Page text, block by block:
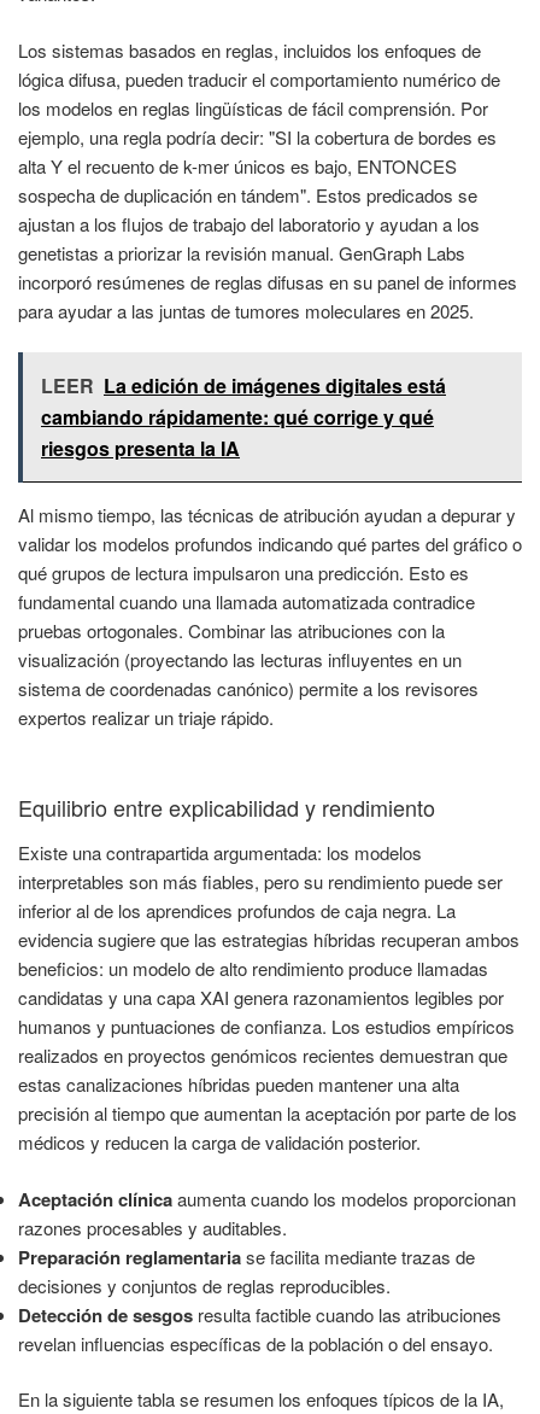
Los sistemas basados en reglas, incluidos los enfoques de
lógica difusa, pueden traducir el comportamiento numérico de
los modelos en reglas lingüísticas de fácil comprensión. Por
ejemplo, una regla podría decir: "SI la cobertura de bordes es
alta Y el recuento de k-mer únicos es bajo, ENTONCES
sospecha de duplicación en tándem". Estos predicados se
ajustan a los flujos de trabajo del laboratorio y ayudan a los
genetistas a priorizar la revisión manual. GenGraph Labs
incorporó resúmenes de reglas difusas en su panel de informes
para ayudar a las juntas de tumores moleculares en 2025.
LEER La edición de imágenes digitales está
cambiando rápidamente: qué corrige y qué
riesgos presenta la IA
Al mismo tiempo, las técnicas de atribución ayudan a depurar y
validar los modelos profundos indicando qué partes del gráfico o
qué grupos de lectura impulsaron una predicción. Esto es
fundamental cuando una llamada automatizada contradice
pruebas ortogonales. Combinar las atribuciones con la
visualización (proyectando las lecturas influyentes en un
sistema de coordenadas canónico) permite a los revisores
expertos realizar un triaje rápido.
Equilibrio entre explicabilidad y rendimiento
Existe una contrapartida argumentada: los modelos
interpretables son más fiables, pero su rendimiento puede ser
inferior al de los aprendices profundos de caja negra. La
evidencia sugiere que las estrategias híbridas recuperan ambos
beneficios: un modelo de alto rendimiento produce llamadas
candidatas y una capa XAI genera razonamientos legibles por
humanos y puntuaciones de confianza. Los estudios empíricos
realizados en proyectos genómicos recientes demuestran que
estas canalizaciones híbridas pueden mantener una alta
precisión al tiempo que aumentan la aceptación por parte de los
médicos y reducen la carga de validación posterior.
Aceptación clínicaaumenta cuando los modelos proporcionan
razones procesables y auditables.
Preparación reglamentariase facilita mediante trazas de
decisiones y conjuntos de reglas reproducibles.
Detección de sesgos resulta factible cuando las atribuciones
revelan influencias específicas de la población o del ensayo.
En la siguiente tabla se resumen los enfoques típicos de la IA,